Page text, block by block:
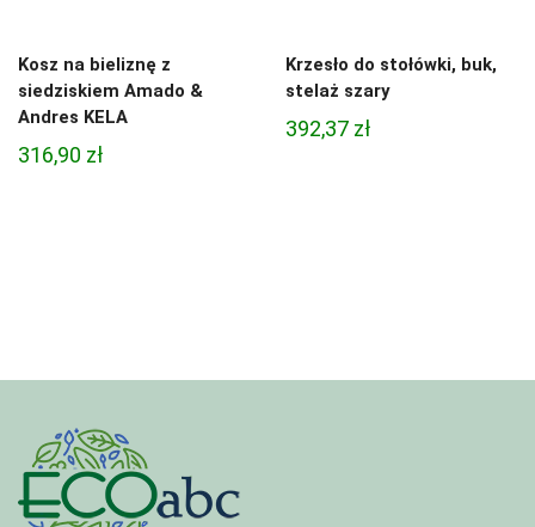
Kosz na bieliznę z
siedziskiem Amado &
Andres KELA
316,90 zł
Krzesło do stołówki, buk,
stelaż szary
392,37 zł